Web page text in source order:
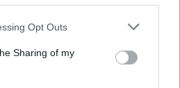
app uses one or more Google
behaviour. You may click to
and its third-party tags to
purposes in below Google
Opt Outs
Sharing of my
è un analista tattico che
e clip in racconti social. Ricorda